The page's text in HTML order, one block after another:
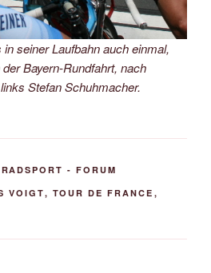
seiner Laufbahn auch einmal,
Bayern-Rundfahrt, nach
Stefan Schuhmacher.
RADSPORT - FORUM
VOIGT, TOUR DE FRANCE ,